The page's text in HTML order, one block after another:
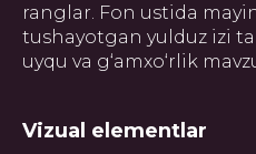
ranglar. Fon ustida
tushayotgan yulduz izi
uyqu va g‘amxo‘rlik
Vizual elementlar